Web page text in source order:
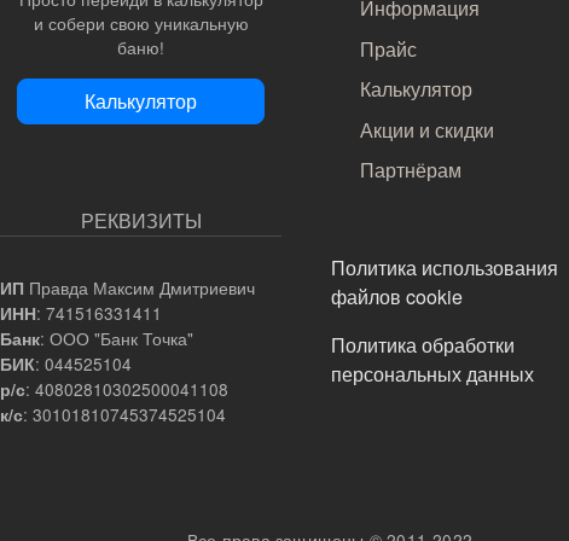
и собери свою уникальную
баню!
Калькулятор
РЕКВИЗИТЫ
ИП Правда Максим Дмитриевич
ИНН: 741516331411
Банк: ООО "Банк Точка"
БИК: 044525104
р/с: 40802810302500041108
к/с: 30101810745374525104
Информация
Прайс
Калькулятор
Акции и скидки
Партнёрам
ПОДВАЛ
Политика использования
файлов cookie
Политика обработки
персональных данных